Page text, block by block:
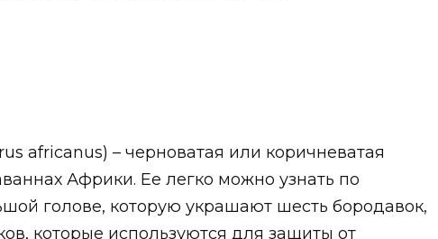
africanus) – черноватая или коричневатая
Африки. Ее легко можно узнать по
голове, которую украшают шесть бородавок,
которые используются для защиты от